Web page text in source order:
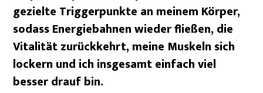
gezielte Triggerpunkte an meinem Körper,
sodass Energiebahnen wieder fließen, die
Vitalität zurückkehrt, meine Muskeln sich
lockern und ich insgesamt einfach viel
besser drauf bin.